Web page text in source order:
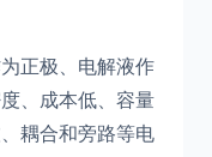
正极、电解液作
、成本低、容量
耦合和旁路等电